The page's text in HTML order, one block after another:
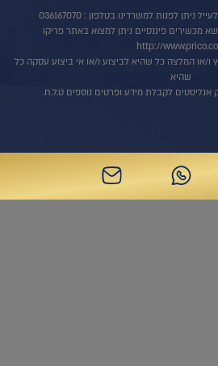
פריקו
ביצוע עסקה כל
ט.ל.ח.